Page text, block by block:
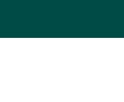
POUR FAIRE LA FÊTE